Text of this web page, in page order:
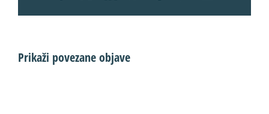
Prikaži povezane objave